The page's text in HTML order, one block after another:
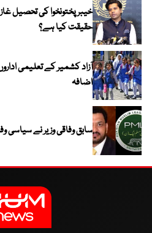
خیبر پختونخوا کی تحصیل
حقیقت کیا ہے؟
آزاد کشمیر کے تعلیمی
اضافہ
سابق وفاقی وزیر نے سیاسی